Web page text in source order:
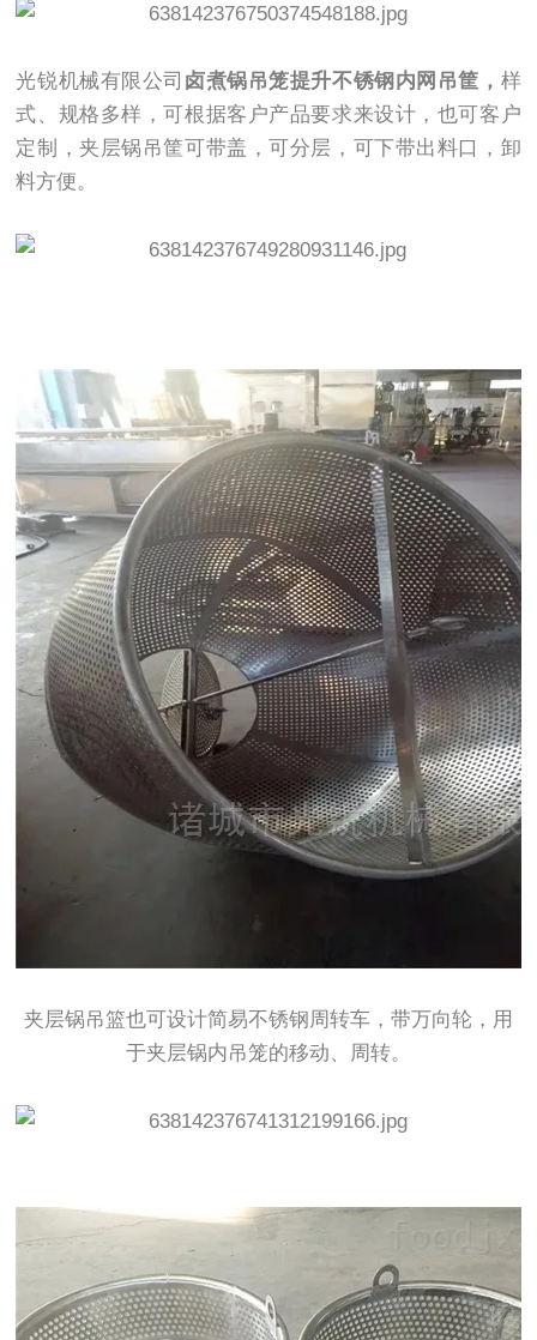
光锐机械有限公司 卤煮锅吊笼提升不锈钢内网吊筐， 样
式、规格多样，可根据客户产品要求来设计，也可客户
定制，夹层锅吊筐可带盖，可分层，可下带出料口，卸
料方便。
夹层锅吊篮也可设计简易不锈钢周转车，带万向轮，用
于夹层锅内吊笼的移动、周转。